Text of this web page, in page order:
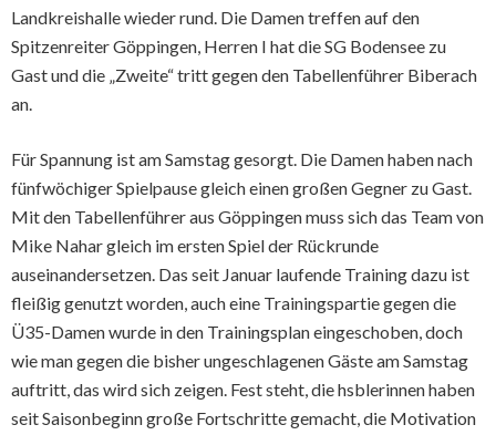
Landkreishalle wieder rund. Die Damen treffen auf den
Spitzenreiter Göppingen, Herren I hat die SG Bodensee zu
Gast und die „Zweite“ tritt gegen den Tabellenführer Biberach
an.
Für Spannung ist am Samstag gesorgt. Die Damen haben nach
fünfwöchiger Spielpause gleich einen großen Gegner zu Gast.
Mit den Tabellenführer aus Göppingen muss sich das Team von
Mike Nahar gleich im ersten Spiel der Rückrunde
auseinandersetzen. Das seit Januar laufende Training dazu ist
fleißig genutzt worden, auch eine Trainingspartie gegen die
Ü35-Damen wurde in den Trainingsplan eingeschoben, doch
wie man gegen die bisher ungeschlagenen Gäste am Samstag
auftritt, das wird sich zeigen. Fest steht, die hsblerinnen haben
seit Saisonbeginn große Fortschritte gemacht, die Motivation